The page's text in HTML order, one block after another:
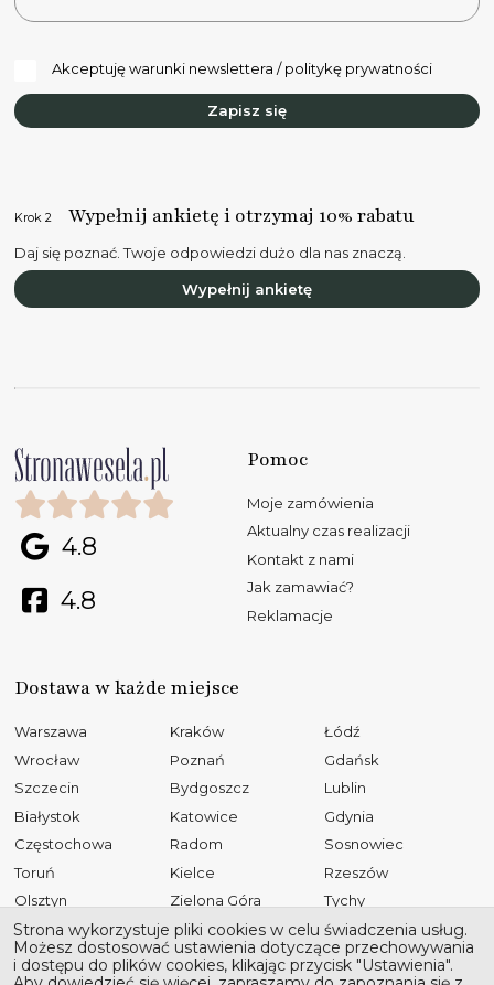
Akceptuję warunki newslettera / politykę prywatności
Zapisz się
Krok 2 Wypełnij ankietę i otrzymaj 10% rabatu
Daj się poznać. Twoje odpowiedzi dużo dla nas znaczą.
Wypełnij ankietę
4.8
4.8
Pomoc
Moje zamówienia
Aktualny czas realizacji
Kontakt z nami
Jak zamawiać?
Reklamacje
Dostawa w każde miejsce
Warszawa Kraków
Łódź
Wrocław
Poznań
Gdańsk
Szczecin
Bydgoszcz
Lublin
Białystok
Katowice
Gdynia
Częstochowa
Radom
Sosnowiec
Toruń
Kielce
Rzeszów
Olsztyn
Zielona Góra
Tychy
Opole
Gliwice
Płock
Bielsko-Biała
Elbląg
Ruda Śląska
Strona wykorzystuje pliki cookies w celu świadczenia usług.
Możesz dostosować ustawienia dotyczące przechowywania
i dostępu do plików cookies, klikając przycisk "Ustawienia".